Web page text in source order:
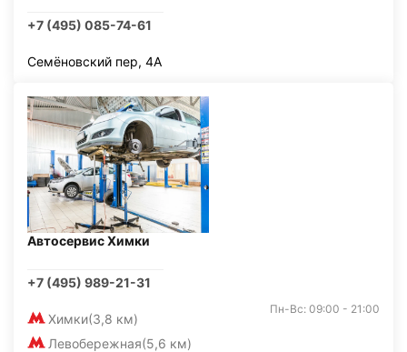
+7 (495) 085-74-61
Семёновский пер, 4А
Автосервис Химки
+7 (495) 989-21-31
Химки(3,8 км)
Левобережная(5,6 км)
Пн-Вс: 09:00 - 21:00